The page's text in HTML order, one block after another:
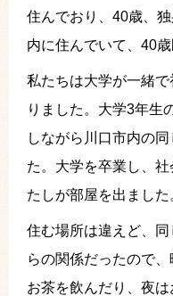
住んでおり、40歳、
内に住んでいて、40
私たちは大学が一緒
りました。大学3年生
しながら川口市内の
た。大学を卒業し、
たしが部屋を出ました
住む場所は違えど、
らの関係だったので
お茶を飲んだり、夜